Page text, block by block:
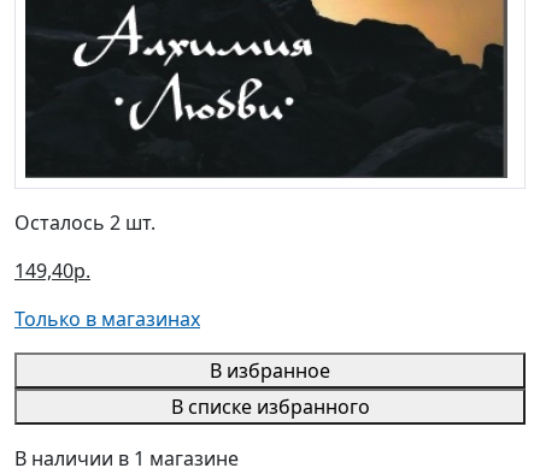
Осталось 2 шт.
149,40р.
Только в магазинах
В избранное
В списке избранного
В наличии в 1 магазине